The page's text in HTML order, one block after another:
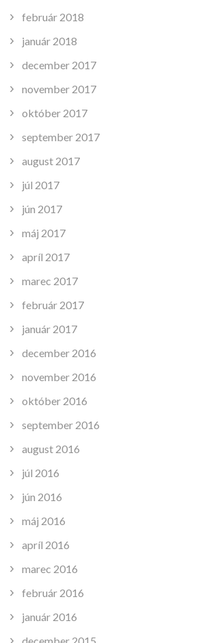
február 2018
január 2018
december 2017
november 2017
október 2017
september 2017
august 2017
júl 2017
jún 2017
máj 2017
apríl 2017
marec 2017
február 2017
január 2017
december 2016
november 2016
október 2016
september 2016
august 2016
júl 2016
jún 2016
máj 2016
apríl 2016
marec 2016
február 2016
január 2016